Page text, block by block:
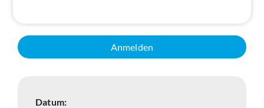
Anmelden
Datum: